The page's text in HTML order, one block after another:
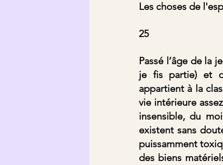
Les choses de
25
Passé l’âge de la
je fis partie) et
appartient à la
vie intérieure
insensible, du
existent sans
puissamment
des biens